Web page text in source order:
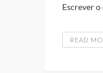
Escrever
READ